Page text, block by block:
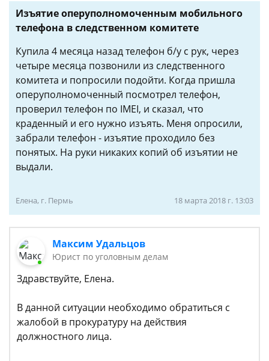
Изъятие оперуполномоченным мобильного
телефона в следственном комитете
Купила 4 месяца назад телефон б/у с рук, через
четыре месяца позвонили из следственного
комитета и попросили подойти. Когда пришла
оперуполномоченный посмотрел телефон,
проверил телефон по IMEI, и сказал, что
краденный и его нужно изъять. Меня опросили,
забрали телефон - изъятие проходило без
понятых. На руки никаких копий об изъятии не
выдали.
Елена, г. Пермь 18 марта 2018 г. 13:03
Максим Удальцов
Юрист по уголовным делам
Здравствуйте, Елена.
В данной ситуации необходимо обратиться с
жалобой в прокуратуру на действия
должностного лица.